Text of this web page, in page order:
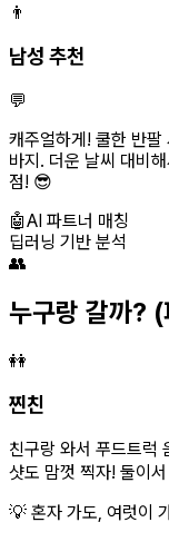
👨
남성 추천
💬
캐주얼하게! 쿨한 반
바지. 더운 날씨 대비
점! 😎
🤖AI 파트너 매칭
딥러닝 기반 분석
👥
누구랑 갈까?
👭
찐친
친구랑 와서 푸드트럭
샷도 맘껏 찍자! 둘이
💡 혼자 가도, 여럿이